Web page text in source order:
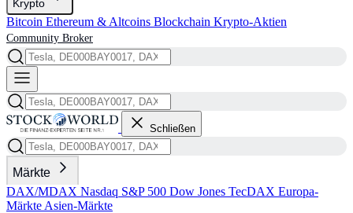
Krypto
Bitcoin Ethereum & Altcoins Blockchain Krypto-Aktien
Community Broker
Schließen
Märkte
DAX/MDAX Nasdaq S&P 500 Dow Jones TecDAX Europa-
Märkte Asien-Märkte